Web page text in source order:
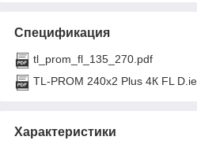
Спецификация
tl_prom_fl_135_270.pdf
TL-PROM 240x2 Plus 4К FL
Характеристики